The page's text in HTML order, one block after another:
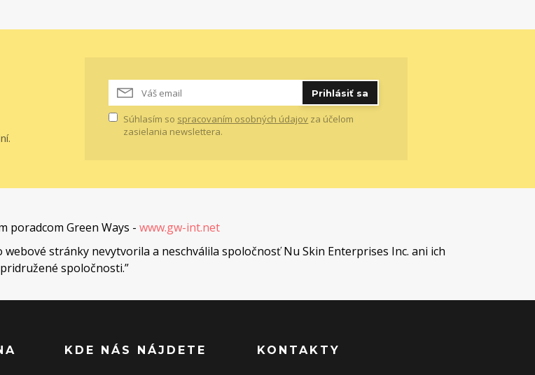
Prihlásiť sa
Súhlasím so spracovaním osobných údajov za účelom
zasielania newslettera.
poradcom Green Ways - www.gw-int.net
stránky nevytvorila a neschválila spoločnosť Nu Skin Enterprises Inc. ani ich
pridružené spoločnosti.”
KDE NÁS NÁJDETE KONTAKTY